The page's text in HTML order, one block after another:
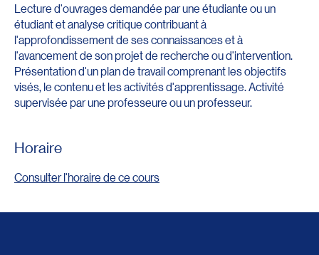
Lecture d'ouvrages demandée par une étudiante ou un
étudiant et analyse critique contribuant à
l'approfondissement de ses connaissances et à
l'avancement de son projet de recherche ou d'intervention.
Présentation d'un plan de travail comprenant les objectifs
visés, le contenu et les activités d'apprentissage. Activité
supervisée par une professeure ou un professeur.
Horaire
Consulter l'horaire de ce cours